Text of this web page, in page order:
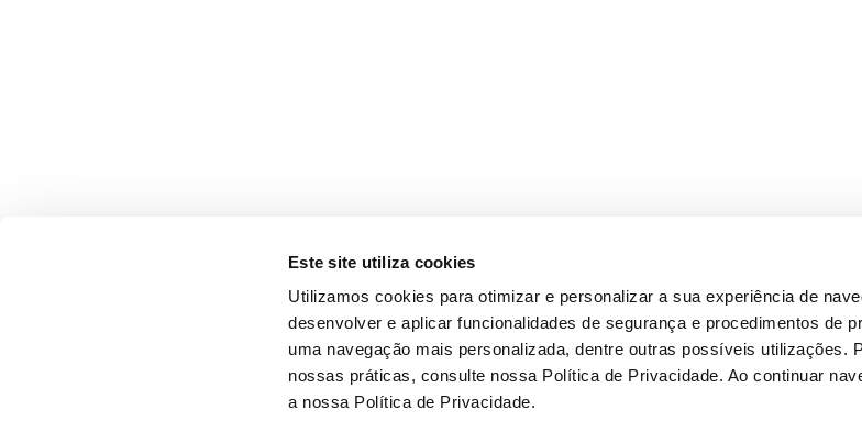
Este site utiliza cookies
Utilizamos cookies para otimizar e personalizar a sua experiência de
desenvolver e aplicar funcionalidades de segurança e procedimentos de
uma navegação mais personalizada, dentre outras possíveis utilizações.
nossas práticas, consulte nossa Política de Privacidade. Ao continuar
a nossa Política de Privacidade.